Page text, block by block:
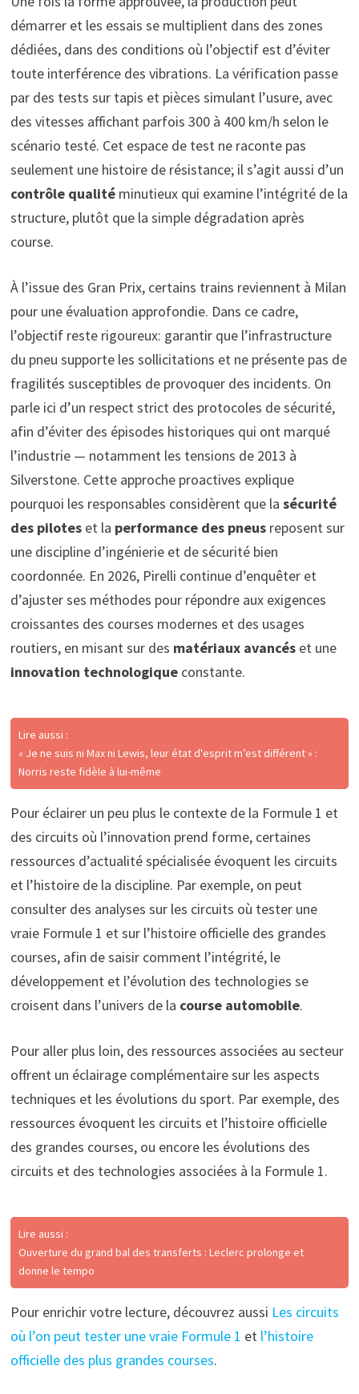
démarrer et les essais se multiplient dans des zones
dédiées, dans des conditions où l’objectif est d’éviter
toute interférence des vibrations. La vérification passe
par des tests sur tapis et pièces simulant l’usure, avec
des vitesses affichant parfois 300 à 400 km/h selon le
scénario testé. Cet espace de test ne raconte pas
seulement une histoire de résistance; il s’agit aussi d’un
contrôle qualitéminutieux qui examine l’intégrité de la
structure, plutôt que la simple dégradation après
course.
À l’issue des Gran Prix, certains trains reviennent à Milan
pour une évaluation approfondie. Dans ce cadre,
l’objectif reste rigoureux: garantir que l’infrastructure
du pneu supporte les sollicitations et ne présente pas de
fragilités susceptibles de provoquer des incidents. On
parle ici d’un respect strict des protocoles de sécurité,
afin d’éviter des épisodes historiques qui ont marqué
l’industrie — notamment les tensions de 2013 à
Silverstone. Cette approche proactives explique
pourquoi les responsables considèrent que la sécurité
des piloteset la performance des pneusreposent sur
une discipline d’ingénierie et de sécurité bien
coordonnée. En 2026, Pirelli continue d’enquêter et
d’ajuster ses méthodes pour répondre aux exigences
croissantes des courses modernes et des usages
routiers, en misant sur des matériaux avancéset une
innovation technologiqueconstante.
Lire aussi :
« Je ne suis ni Max ni Lewis, leur état d'esprit m’est différent » :
Norris reste fidèle à lui-même
Pour éclairer un peu plus le contexte de la Formule 1 et
des circuits où l’innovation prend forme, certaines
ressources d’actualité spécialisée évoquent les circuits
et l’histoire de la discipline. Par exemple, on peut
consulter des analyses sur les circuits où tester une
vraie Formule 1 et sur l’histoire officielle des grandes
courses, afin de saisir comment l’intégrité, le
développement et l’évolution des technologies se
croisent dans l’univers de la course automobile.
Pour aller plus loin, des ressources associées au secteur
offrent un éclairage complémentaire sur les aspects
techniques et les évolutions du sport. Par exemple, des
ressources évoquent les circuits et l’histoire officielle
des grandes courses, ou encore les évolutions des
circuits et des technologies associées à la Formule 1.
Lire aussi :
Ouverture du grand bal des transferts : Leclerc prolonge et
donne le tempo
Pour enrichir votre lecture, découvrez aussi Les circuits
où l’on peut tester une vraie Formule 1 et l’histoire
officielle des plus grandes courses.